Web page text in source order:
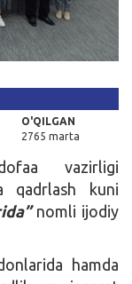
O'QILGAN
2765 marta
vazirligi
kuni
nomli ijodiy
hamda